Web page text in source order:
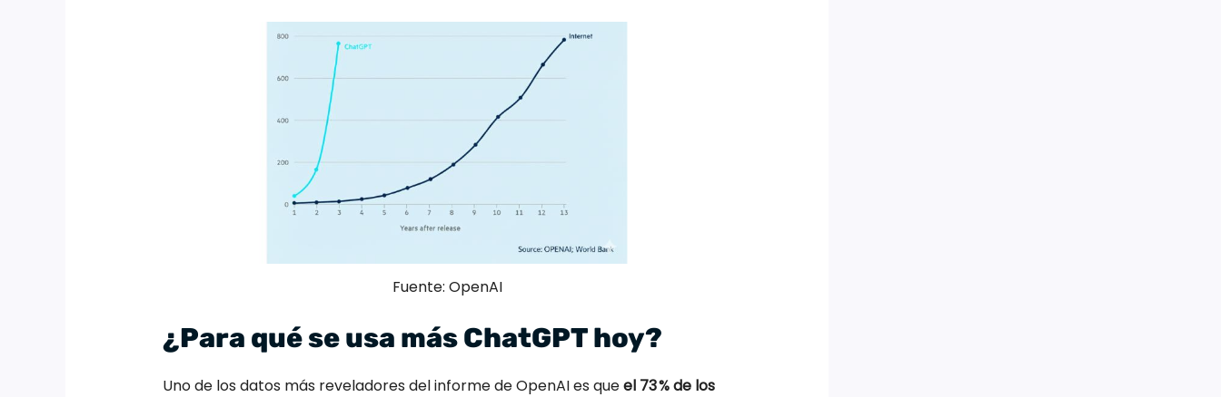
Fuente: OpenAI
¿Para qué se usa más ChatGPT hoy?
Uno de los datos más reveladores del informe de OpenAI es queel 73 % de los